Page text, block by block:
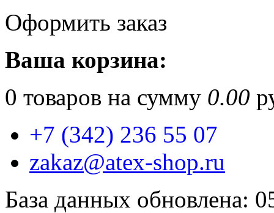
Оформить заказ
Ваша корзина:
0 товаров на сумму 0.00
+7 (342) 236 55 07
zakaz@atex-shop.ru
База данных обновлена: